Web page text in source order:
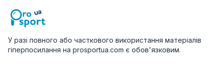
У разі повного або часткового використання матеріалів
гіперпосилання на prosportua.com є обов'язковим.